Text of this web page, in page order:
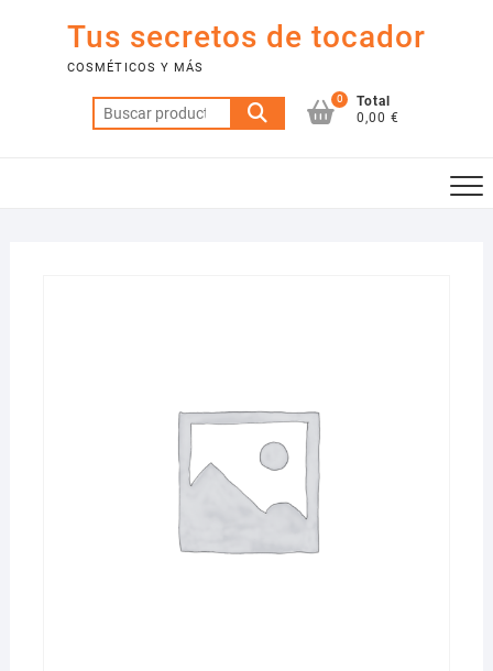
contenido
Tus secretos de tocador
COSMÉTICOS Y MÁS
Buscar
por:
0
Total
0,00 €